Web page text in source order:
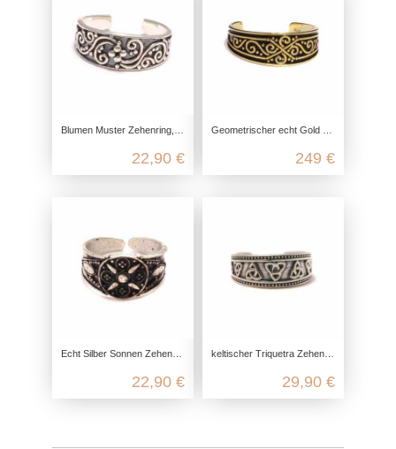
Blumen Muster Zehenring, Zehen Ring keltisch, 925 Sterling Silber, Fuß Schmuck offen anpassbar, boho Hippie Festival, Sommer
22,90 €
Geometrischer echt Gold Zehenring für den kleinen Zeh aus 375 Gelbgold
249 €
Echt Silber Sonnen Zehenring aus 925 Sterling Silber
22,90 €
keltischer Triquetra Zehenring aus 925 Sterling Silber
29,90 €